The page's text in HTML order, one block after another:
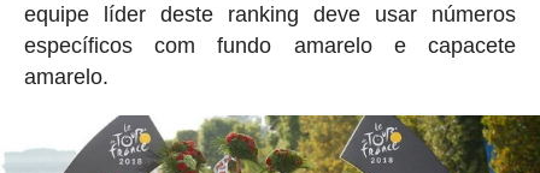
equipe líder deste ranking deve usar números
específicos com fundo amarelo e capacete
amarelo.